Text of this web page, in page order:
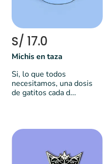
S/ 17.0
Michis en taza
Si, lo que todos
necesitamos, una dosis
de gatitos cada d...